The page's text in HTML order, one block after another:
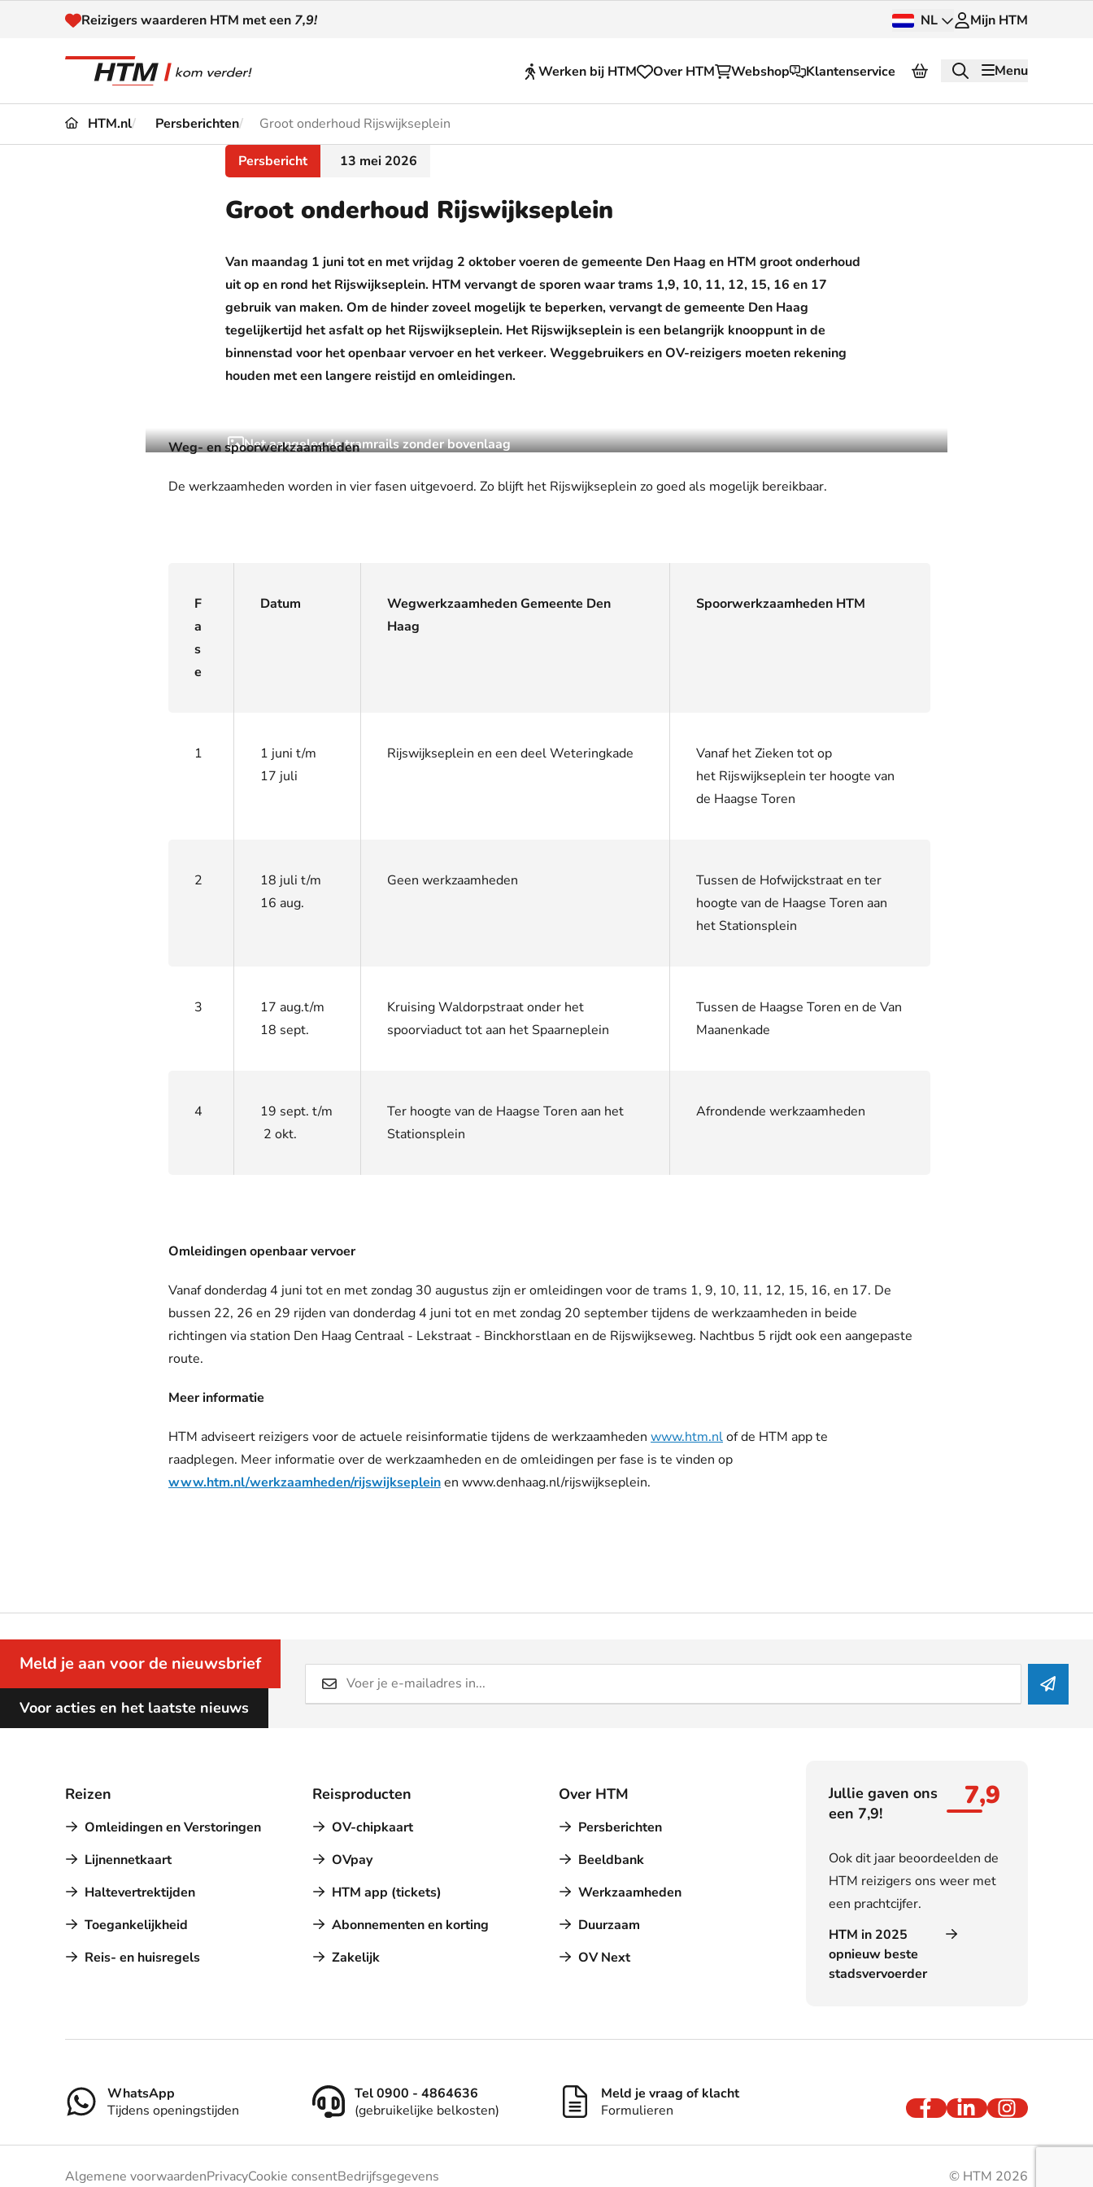
Naar inhoud
Reizigers waarderen HTM met een 7,9! NL Mijn HTM
Werken bij HTM Over HTM Webshop Klantenservice Menu
Reizen
Reis- en huisregels
Haagse Hopper
OV-chipkaart
Abonnementen en korting
Zakelijk
InnOVatie
HTM.nl Persberichten Groot onderhoud Rijswijkseplein
Persbericht 13 mei 2026
Groot onderhoud Rijswijkseplein
Van maandag ­1 juni tot en met vrijdag 2 oktober voeren de gemeente Den Haag en HTM groot onderhoud
uit op en rond het Rijswijkseplein. HTM vervangt de sporen waar trams ­1,9, 10, 11, 12, 15, 16 en 17
gebruik van maken. Om de hinder zoveel mogelijk te beperken, vervangt de gemeente Den Haag
tegelijkertijd het asfalt op het Rijswijkseplein. Het Rijswijkseplein is een belangr­ijk knooppunt in de
binnenstad voor het openbaar vervoer en het verkeer. Weggebruikers en OV-reizigers moeten rekening
houden met een langere reist­ijd en omleidingen.
Net aangelegde tramrails zonder bovenlaag
Weg- en spoorwerkzaamheden
De werkzaamheden worden in vier fasen uitgevoerd. Zo bl­ijft het Rijsw­ijkseplein zo goed als mogel­ijk bereikbaar.
F
a
s
e
Datum
Wegwerkzaamheden Gemeente Den
Haag
Spoorwerkzaamheden HTM
1 1 juni t/m
17 juli
Rijswijkseplein en een deel Weteringkade
Vanaf het Zieken tot op
het Rijswijkseplein ter hoogte van
de Haagse Toren
2
18 juli t/m
16 aug.
Geen werkzaamheden
Tussen de Hofwijckstraat en ter
hoogte van de Haagse Toren aan
het Stationsplein
3
17 aug.t/m
18 sept.
KruisingWaldorpstraatonder het
spoorviaduct tot aan het Spaarneplein
Tussen de Haagse Toren en de Van
Maanenkade
4
19 sept. t/m
2 okt.
Ter hoogte van de Haagse Toren aan het
Stationsplein
Afrondende werkzaamheden
Omleidingen openbaar vervoer
Vanaf donderdag 4 juni tot en met zondag 30 augustus zijn eromleidingen voorde trams 1, 9, 10, 11, 12, 15, 16, en 17. De
bussen 22, 26 en 29 rijden van donderdag 4 juni tot en met zondag 20 septembertijdens de werkzaamheden in beide
richtingen via station Den Haag Centraal - Lekstraat - Binckhorstlaan en de Rijswijkseweg. Nachtbus 5 rijdtook een aangepaste
route.
Meer informatie
HTM adviseert reizigers voor de actuele reisinformatie tijdens de werkzaamheden www.htm.nlof de HTM appte
raadplegen. Meer informatie over de werkzaamheden en de omleidingen per fase is te vinden op
www.htm.nl/werkzaamheden/rijswijksepleinen www.denhaag.nl/rijswijkseplein.
Meld je aan voor de nieuwsbrief
Voor acties en het laatste nieuws
Reizen
Omleidingen en Verstoringen
Lijnennetkaart
Haltevertrektijden
Toegankelijkheid
Reis- en huisregels
Reisproducten
OV-chipkaart
OVpay
HTM app (tickets)
Abonnementen en korting
Zakelijk
Over HTM
Persberichten
Beeldbank
Werkzaamheden
Duurzaam
OV Next
Jullie gaven ons
een 7,9!
7,9
Ook dit jaar beoordeelden de
HTM reizigers ons weer met
een prachtcijfer.
HTM in 2025
opnieuw beste
stadsvervoerder
ContactWhatsApp
Tijdens openingstijden
Tel 0900 - 4864636
(gebruikelijke belkosten)
Meld je vraag of klacht
Formulieren
Algemene voorwaardenPrivacyCookie consentBedrijfsgegevens © HTM 2026